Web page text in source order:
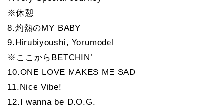
※休憩
8.灼熱のMY BABY
9.Hirubiyoushi, Yorumodel
※ここからBETCHIN’
10.ONE LOVE MAKES ME SAD
11.Nice Vibe!
12.I wanna be D.O.G.